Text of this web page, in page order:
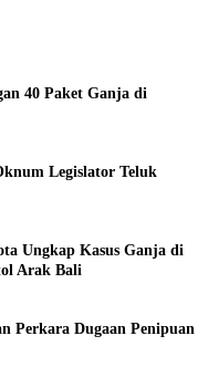
40 Paket Ganja di
Legislator Teluk
Ungkap Kasus Ganja di
Arak Bali
Perkara Dugaan Penipuan